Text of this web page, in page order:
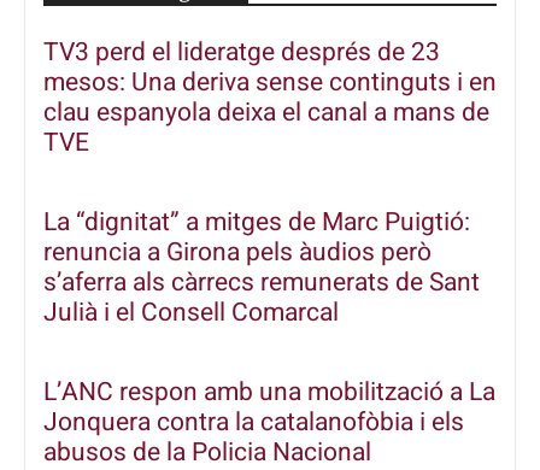
TV3 perd el lideratge després de 23
mesos: Una deriva sense continguts i en
clau espanyola deixa el canal a mans de
TVE
La “dignitat” a mitges de Marc Puigtió:
renuncia a Girona pels àudios però
s’aferra als càrrecs remunerats de Sant
Julià i el Consell Comarcal
L’ANC respon amb una mobilització a La
Jonquera contra la catalanofòbia i els
abusos de la Policia Nacional